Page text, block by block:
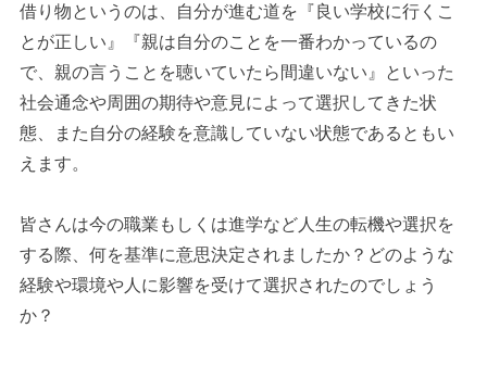
借り物というのは、自分が進む道を『良い学校に行くこ
とが正しい』『親は自分のことを一番わかっているの
で、親の言うことを聴いていたら間違いない』といった
社会通念や周囲の期待や意見によって選択してきた状
態、また自分の経験を意識していない状態であるともい
えます。
皆さんは今の職業もしくは進学など人生の転機や選択を
する際、何を基準に意思決定されましたか？どのような
経験や環境や人に影響を受けて選択されたのでしょう
か？